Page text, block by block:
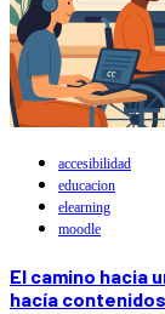
accesibilidad
educacion
elearning
moodle
El camino hacia
hacía